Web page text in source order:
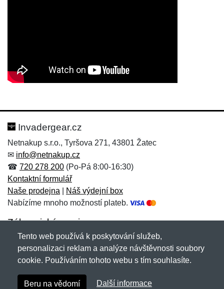
Hodnocení:
Jméno: *
Zpráva*
Jméno:
E-mail:*
Invadergear.cz
Netnakup s.r.o., Tyršova 271, 43801 Žatec
✉ info@netnakup.cz
☎ 720 278 200 (Po-Pá 8:00-16:30)
Kontaktní formulář
Naše prodejna
Náš výdejní box
Nabízíme mnoho možností plateb.
Zákaznický servis
Novinky emailem
Copyright © 2007-2026 (19 let s vámi)Netnakup.cz
Tento web používá k poskytování služeb,
personalizaci reklam a analýze návštěvnosti soubory
cookie. Používáním tohoto webu s tím souhlasíte.
Beru na vědomí Další informace